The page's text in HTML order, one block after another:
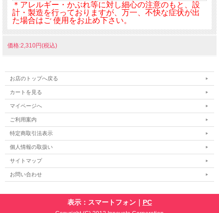
＊アレルギー・かぶれ等に対し細心の注意のもと、設
計・製造を行っておりますが、万一、不快な症状が出
た場合はご 使用をお止め下さい。
価格:2,310円(税込)
お店のトップへ戻る
カートを見る
マイページへ
ご利用案内
特定商取引法表示
個人情報の取扱い
サイトマップ
お問い合わせ
表示：スマートフォン｜ PC